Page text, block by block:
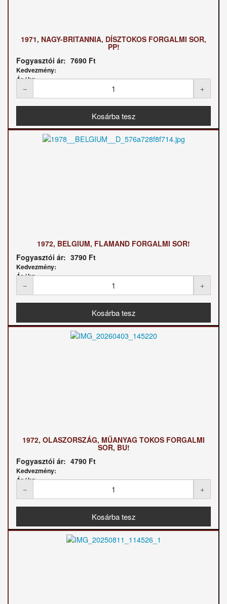
1971, NAGY-BRITANNIA, DÍSZTOKOS FORGALMI SOR,
PP!
Fogyasztói ár: 7690 Ft
Kedvezmény:
Ár / kg:
1972, BELGIUM, FLAMAND FORGALMI SOR!
Fogyasztói ár: 3790 Ft
Kedvezmény:
Ár / kg:
1972, OLASZORSZÁG, MŰANYAG TOKOS FORGALMI
SOR, BU!
Fogyasztói ár: 4790 Ft
Kedvezmény:
Ár / kg: